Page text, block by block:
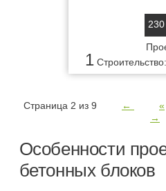
1 Строительство:
Страница 2 из 9 ← «
→
Особенности
бетонных блоков